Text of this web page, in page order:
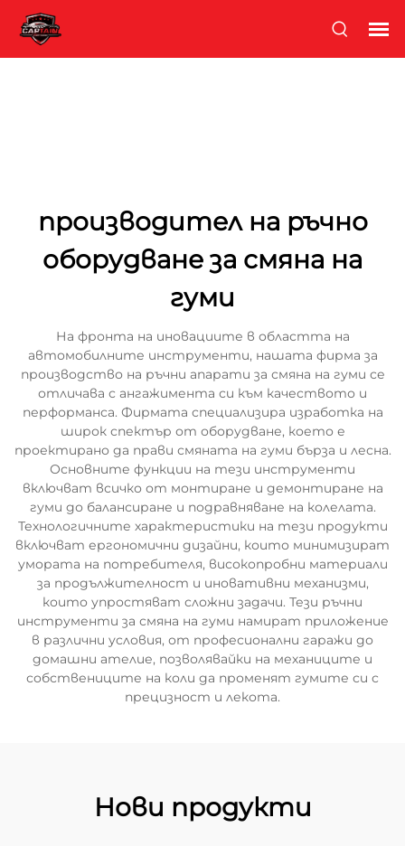
производител на ръчно
оборудване за смяна на
гуми
На фронта на иновациите в областта на
автомобилните инструменти, нашата фирма за
производство на ръчни апарати за смяна на гуми се
отличава с ангажимента си към качеството и
перформанса. Фирмата специализира изработка на
широк спектър от оборудване, което е
проектирано да прави смяната на гуми бърза и лесна.
Основните функции на тези инструменти
включват всичко от монтиране и демонтиране на
гуми до балансиране и подравняване на колелата.
Технологичните характеристики на тези продукти
включват ергономични дизайни, които минимизират
умората на потребителя, високопробни материали
за продължителност и иновативни механизми,
които упростяват сложни задачи. Тези ръчни
инструменти за смяна на гуми намират приложение
в различни условия, от професионални гаражи до
домашни ателие, позволявайки на механиците и
собствениците на коли да променят гумите си с
прецизност и лекота.
Нови продукти